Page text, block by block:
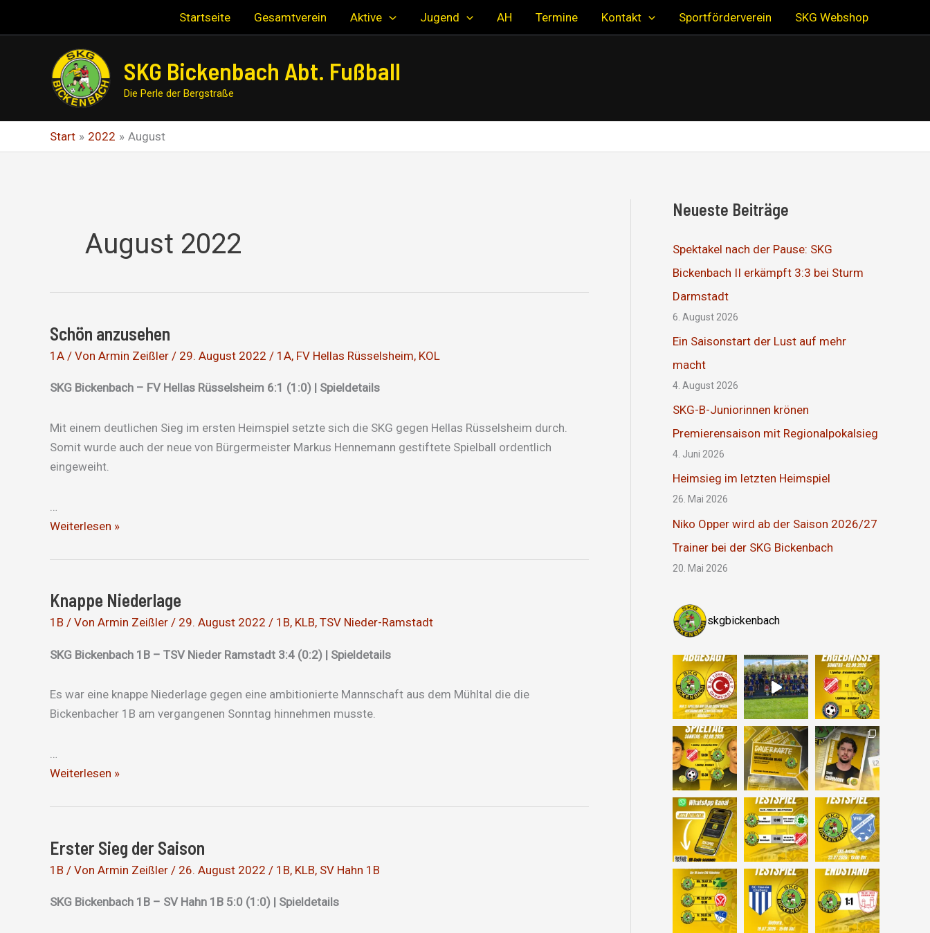
Startseite Gesamtverein Aktive Jugend AH Termine Kontakt Sportförderverein SKG Webshop
SKG Bickenbach Abt. Fußball
Die Perle der Bergstraße
Start 2022 August
August 2022
Schön anzusehen
1A / Von Armin Zeißler / 29. August 2022 / 1A, FV Hellas Rüsselsheim, KOL
SKG Bickenbach – FV Hellas Rüsselsheim 6:1 (1:0) | Spieldetails
Mit einem deutlichen Sieg im ersten Heimspiel setzte sich die SKG gegen Hellas Rüsselsheim durch.
Somit wurde auch der neue von Bürgermeister Markus Hennemann gestiftete Spielball ordentlich
eingeweiht.
Schön
Weiterlesen »
Knappe Niederlage
1B / Von Armin Zeißler / 29. August 2022 / 1B, KLB, TSV Nieder-Ramstadt
SKG Bickenbach 1B – TSV Nieder Ramstadt 3:4 (0:2) | Spieldetails
Es war eine knappe Niederlage gegen eine ambitionierte Mannschaft aus dem Mühltal die die
Bickenbacher 1B am vergangenen Sonntag hinnehmen musste.
…
Knappe
Weiterlesen »
Erster Sieg der Saison
1B / Von Armin Zeißler / 26. August 2022 / 1B, KLB, SV Hahn 1B
SKG Bickenbach 1B – SV Hahn 1B 5:0 (1:0) | Spieldetails
Neueste Beiträge
Spektakel nach der Pause: SKG
Bickenbach II erkämpft 3:3 bei Sturm
Darmstadt
6. August 2026
Ein Saisonstart der Lust auf mehr
macht
4. August 2026
SKG-B-Juniorinnen krönen
Premierensaison mit Regionalpokalsieg
4. Juni 2026
Heimsieg im letzten Heimspiel
26. Mai 2026
Niko Opper wird ab der Saison 2026/27
Trainer bei der SKG Bickenbach
20. Mai 2026
skgbickenbach